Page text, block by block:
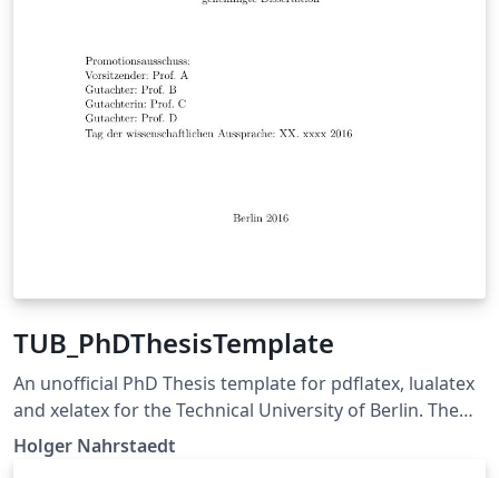
TUB_PhDThesisTemplate
An unofficial PhD Thesis template for pdflatex, lualatex
and xelatex for the Technical University of Berlin. The
pdf-files are following the PDF/A-1b standard. The
source code is available on
Holger Nahrstaedt